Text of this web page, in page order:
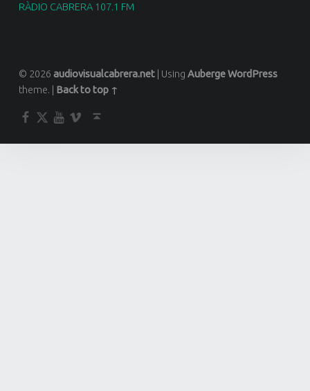
RÀDIO CABRERA 107.1 FM
© 2026 audiovisualcabrera.net | Using AubergeWordPress
theme. | Back to top ↑
Facebook
TwitterYouTube
Vimeo